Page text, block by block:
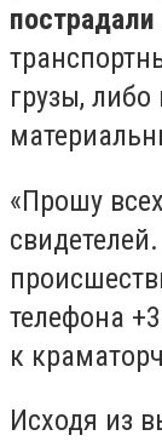
грузы,
«Прошу
телефона
к
Исходя из